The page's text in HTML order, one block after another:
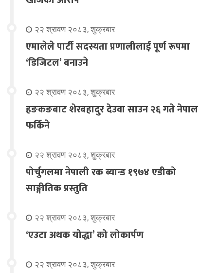
२२ श्रावण २०८३, शुक्रबार
एमालेले पार्टी सदस्यता प्रणालीलाई पूर्ण रूपमा
‘डिजिटल’ बनाउने
२२ श्रावण २०८३, शुक्रबार
हङकङबाट शेरबहादुर देउवा साउन २६ गते नेपाल
फर्किने
२२ श्रावण २०८३, शुक्रबार
पोर्चुगलमा नेपाली रक ब्यान्ड १९७४ एडीको
साङ्गीतिक प्रस्तुति
२२ श्रावण २०८३, शुक्रबार
‘एउटा अथक योद्धा’ को लोकार्पण
२२ श्रावण २०८३, शुक्रबार